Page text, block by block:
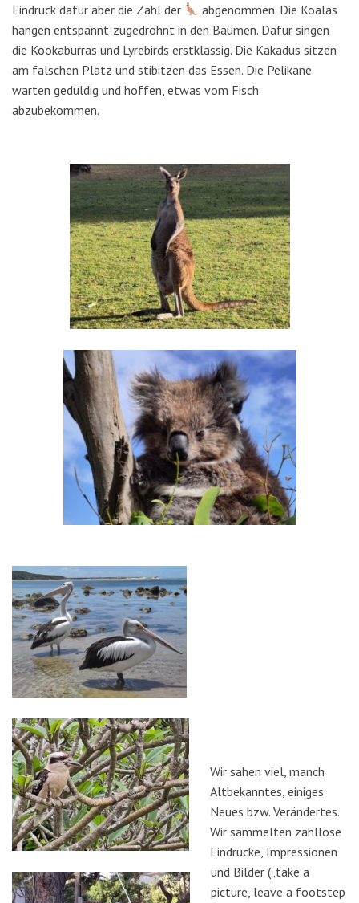
Eindruck dafür aber die Zahl der
abgenommen. Die Koalas
hängen entspannt-zugedröhnt in den Bäumen. Dafür singen
die Kookaburras und Lyrebirds erstklassig. Die Kakadus sitzen
am falschen Platz und stibitzen das Essen. Die Pelikane
warten geduldig und hoffen, etwas vom Fisch
abzubekommen.
Wir sahen viel, manch
Altbekanntes, einiges
Neues bzw. Verändertes.
Wir sammelten zahllose
Eindrücke, Impressionen
und Bilder („take a
picture, leave a footstep